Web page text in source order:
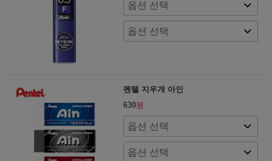
펜텔 지우개 아인
630원